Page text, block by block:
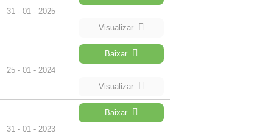
31 - 01 - 2025
Visualizar
25 - 01 - 2024
Baixar
Visualizar
31 - 01 - 2023
Baixar